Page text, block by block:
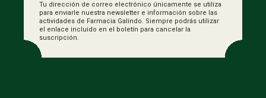
Tu dirección de correo electrónico únicamente se utiliza
para enviarle nuestra newsletter e información sobre las
actividades de Farmacia Galindo. Siempre podrás utilizar
el enlace incluido en el boletín para cancelar la
suscripción.